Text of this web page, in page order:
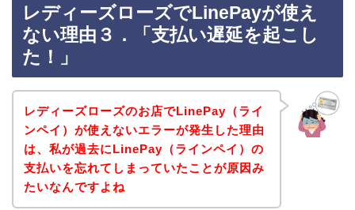
レディーズローズでLinePayが使え
ない理由３．「支払い遅延を起こし
た！」
レディーズローズのお店でLinePay（ライ
ンペイ）が使えないエラーが発生した理由
は、私が過去にLinePay（ラインペイ）の
支払いを忘れてしまっていたことが原因み
たいなんですよね